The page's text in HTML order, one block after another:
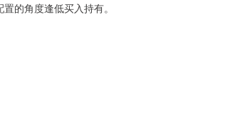
的角度逢低买入持有。